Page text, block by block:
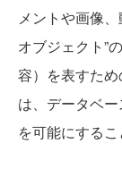
メントや画像
オブジェクト”
容）を表すた
は、データベ
を可能にするこ